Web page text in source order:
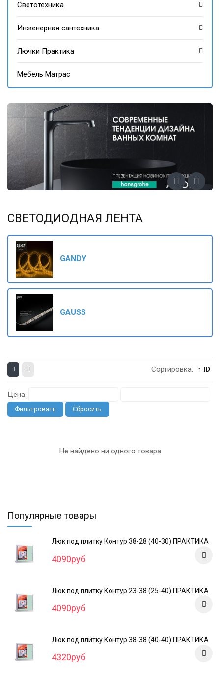
Светотехника
Инженерная сантехника
Лючки Практика
Мебель Матрас
СВЕТОДИОДНАЯ ЛЕНТА
GANDY
GAUSS
Сортировка: ↑ ID
Цена:
Фильтровать Сбросить
Не найдено ни одного товара
Популярные товары
Люк под плитку Контур 38-28 (40-30) ПРАКТИКА
4090руб
Люк под плитку Контур 23-38 (25-40) ПРАКТИКА
4090руб
Люк под плитку Контур 38-38 (40-40) ПРАКТИКА
4320руб